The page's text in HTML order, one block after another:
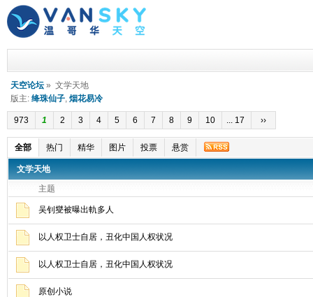
天空论坛 » 文学天地
版主: 绛珠仙子, 烟花易冷
973 1 2 3 4 5 6 7 8 9 10 ... 17 ››
全部 热门 精华 图片 投票 悬赏
文学天地
主题
吴钊燮被曝出軌多人
以人权卫士自居，丑化中国人权状况
以人权卫士自居，丑化中国人权状况
原创小说